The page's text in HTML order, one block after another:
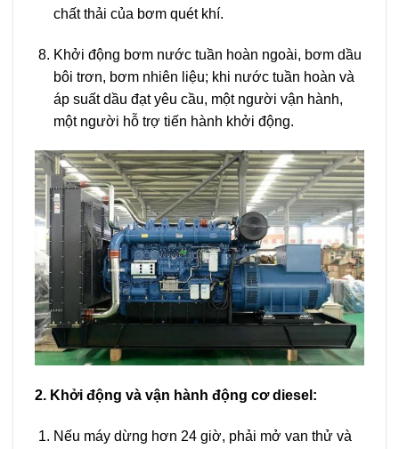
chất thải của bơm quét khí.
Khởi động bơm nước tuần hoàn ngoài, bơm dầu
bôi trơn, bơm nhiên liệu; khi nước tuần hoàn và
áp suất dầu đạt yêu cầu, một người vận hành,
một người hỗ trợ tiến hành khởi động.
2. Khởi động và vận hành động cơ diesel:
Nếu máy dừng hơn 24 giờ, phải mở van thử và